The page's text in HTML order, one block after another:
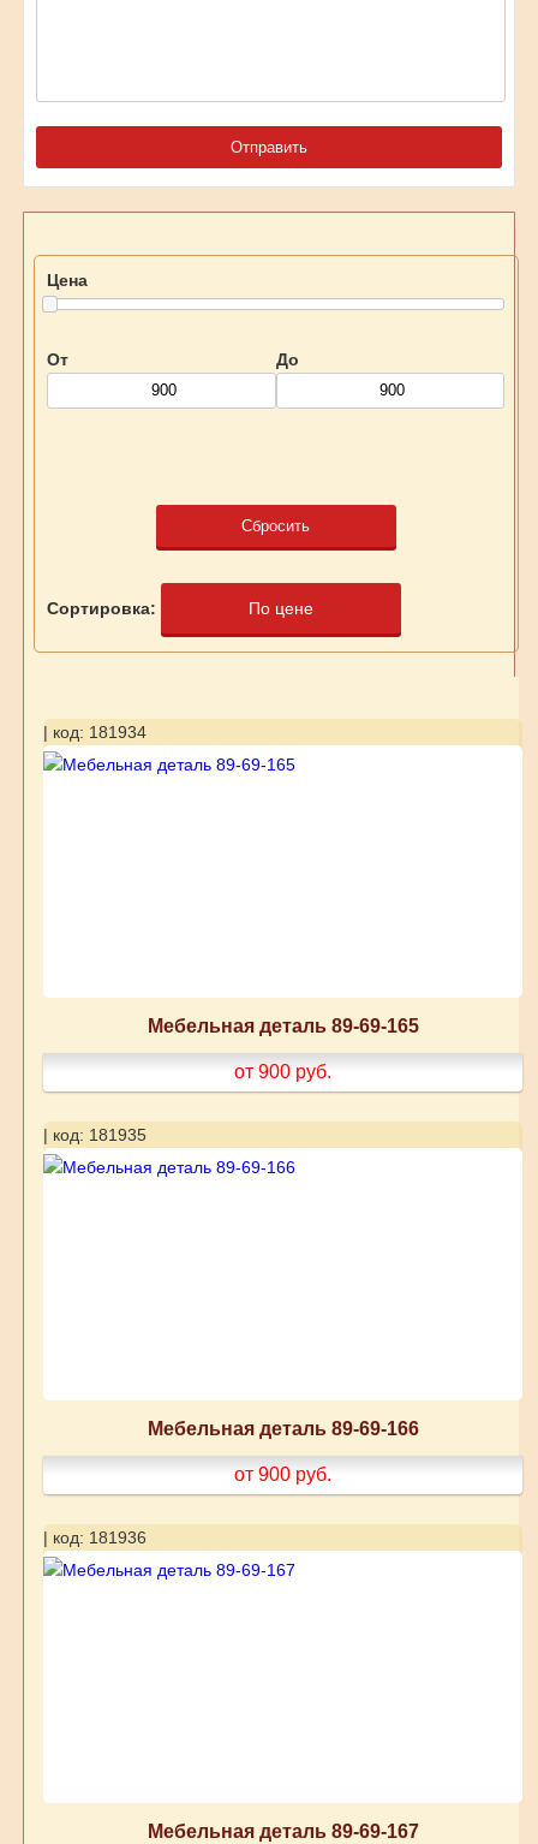
Цена
От До
Сбросить
Сортировка: По цене
| код: 181934
Мебельная деталь 89-69-165
от 900 руб.
| код: 181935
Мебельная деталь 89-69-166
от 900 руб.
| код: 181936
Мебельная деталь 89-69-167